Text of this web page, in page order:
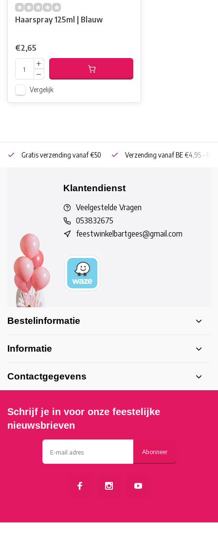
Haarspray 125ml | Blauw
€2,65
Vergelijk
Gratis verzending vanaf €50 Verzending vanaf BE €4,95 - NL
Klantendienst
Veelgestelde Vragen
053832675
feestwinkelbartgees@gmail.com
Bestelinformatie
Informatie
Contactgegevens
Schrijf je in voor onze feestelijke
nieuwsbrieven
Abonneer